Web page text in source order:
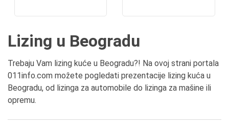
Lizing u Beogradu
Trebaju Vam lizing kuće u Beogradu?! Na ovoj strani portala
011info.com možete pogledati prezentacije lizing kuća u
Beogradu, od lizinga za automobile do lizinga za mašine ili
opremu.